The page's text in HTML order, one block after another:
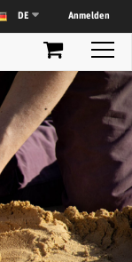
DE Anmelden